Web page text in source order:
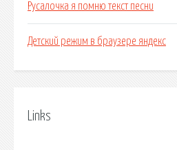
Русалочка я помню текст песни
Детский режим в браузере яндекс
Links